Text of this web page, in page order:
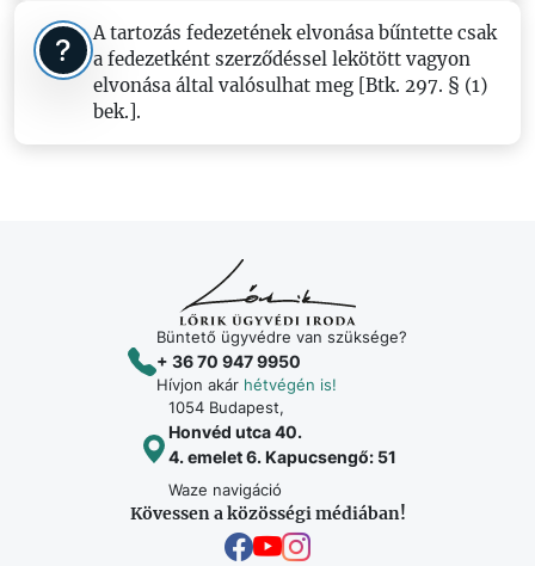
A tartozás fedezetének elvonása bűntette csak
a fedezetként szerződéssel lekötött vagyon
elvonása által valósulhat meg [Btk. 297. § (1)
bek.].
Büntető ügyvédre van szüksége?
+ 36 70 947 9950
Hívjon akár hétvégén is!
1054 Budapest,
Honvéd utca 40.
4. emelet 6. Kapucsengő: 51
Waze navigáció
Kövessen a közösségi médiában!